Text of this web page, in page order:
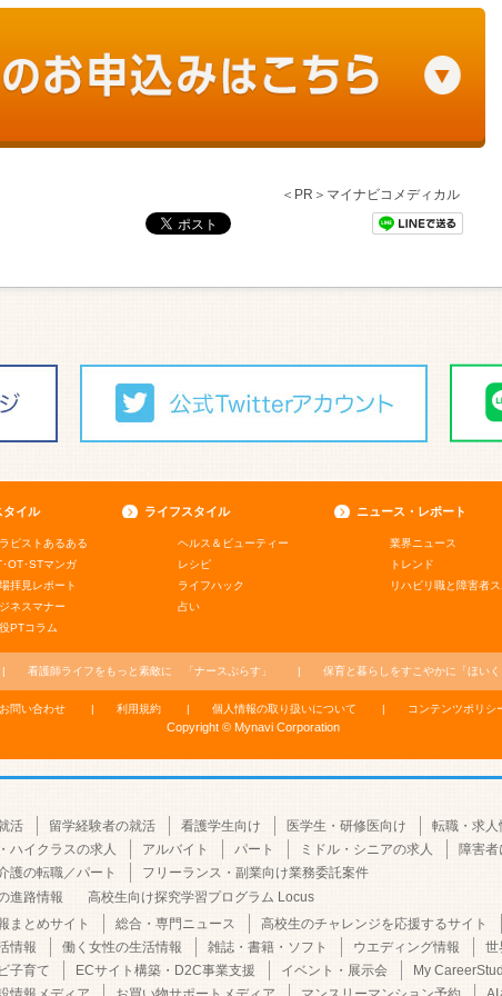
＜PR＞マイナビコメディカル
タイル
ピストあるある
･OT･STマンガ
拝見レポート
ネスマナー
PTコラム
ライフスタイル
ヘルス＆ビューティー
レシピ
ライフハック
占い
ニュース・レポート
業界ニュース
トレンド
リハビリ職と障害者
看護師ライフをもっと素敵に 「ナースぷらす」 保育と暮らしをすこやかに 「ほい
お問い合わせ 利用規約 個人情報の取り扱いについて コンテンツポリシ
Copyright © Mynavi Corporation
活 留学経験者の就活 看護学生向け 医学生・研修医向け
転職・求人
ハイクラスの求人
アルバイト パート ミドル・シニアの求人
障害
護の転職／パート
フリーランス・副業向け業務委託案件
進路情報
高校生向け探究学習プログラム Locus
まとめサイト 総合・専門ニュース
高校生のチャレンジを応援するサイト
情報
働く女性の生活情報 雑誌・書籍・ソフト ウエディング情報
世
子育て
ECサイト構築・D2C事業支援 イベント・展示会
My